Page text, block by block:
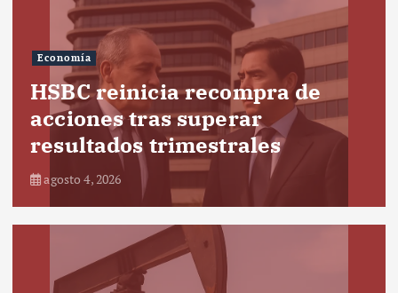
Economía
HSBC reinicia recompra de
acciones tras superar
resultados trimestrales
agosto 4, 2026